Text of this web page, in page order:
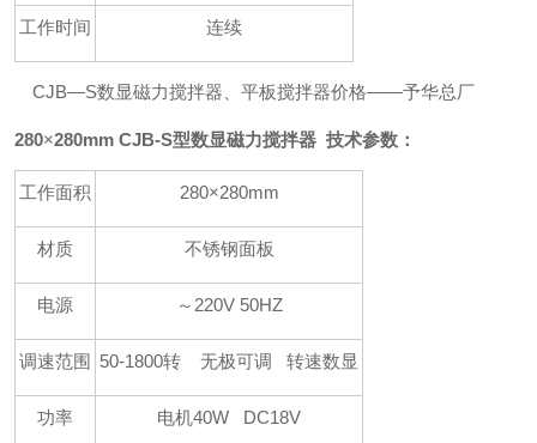
工作时间 连续
CJB—S数显磁力搅拌器、平板搅拌器价格——予华总厂
280×280mm CJB-S型数显磁力搅拌器 技术参数：
工作面积 280×280mm
材质 不锈钢面板
电源 ～220V 50HZ
调速范围 50-1800转 无极可调 转速数显
功率 电机40W DC18V